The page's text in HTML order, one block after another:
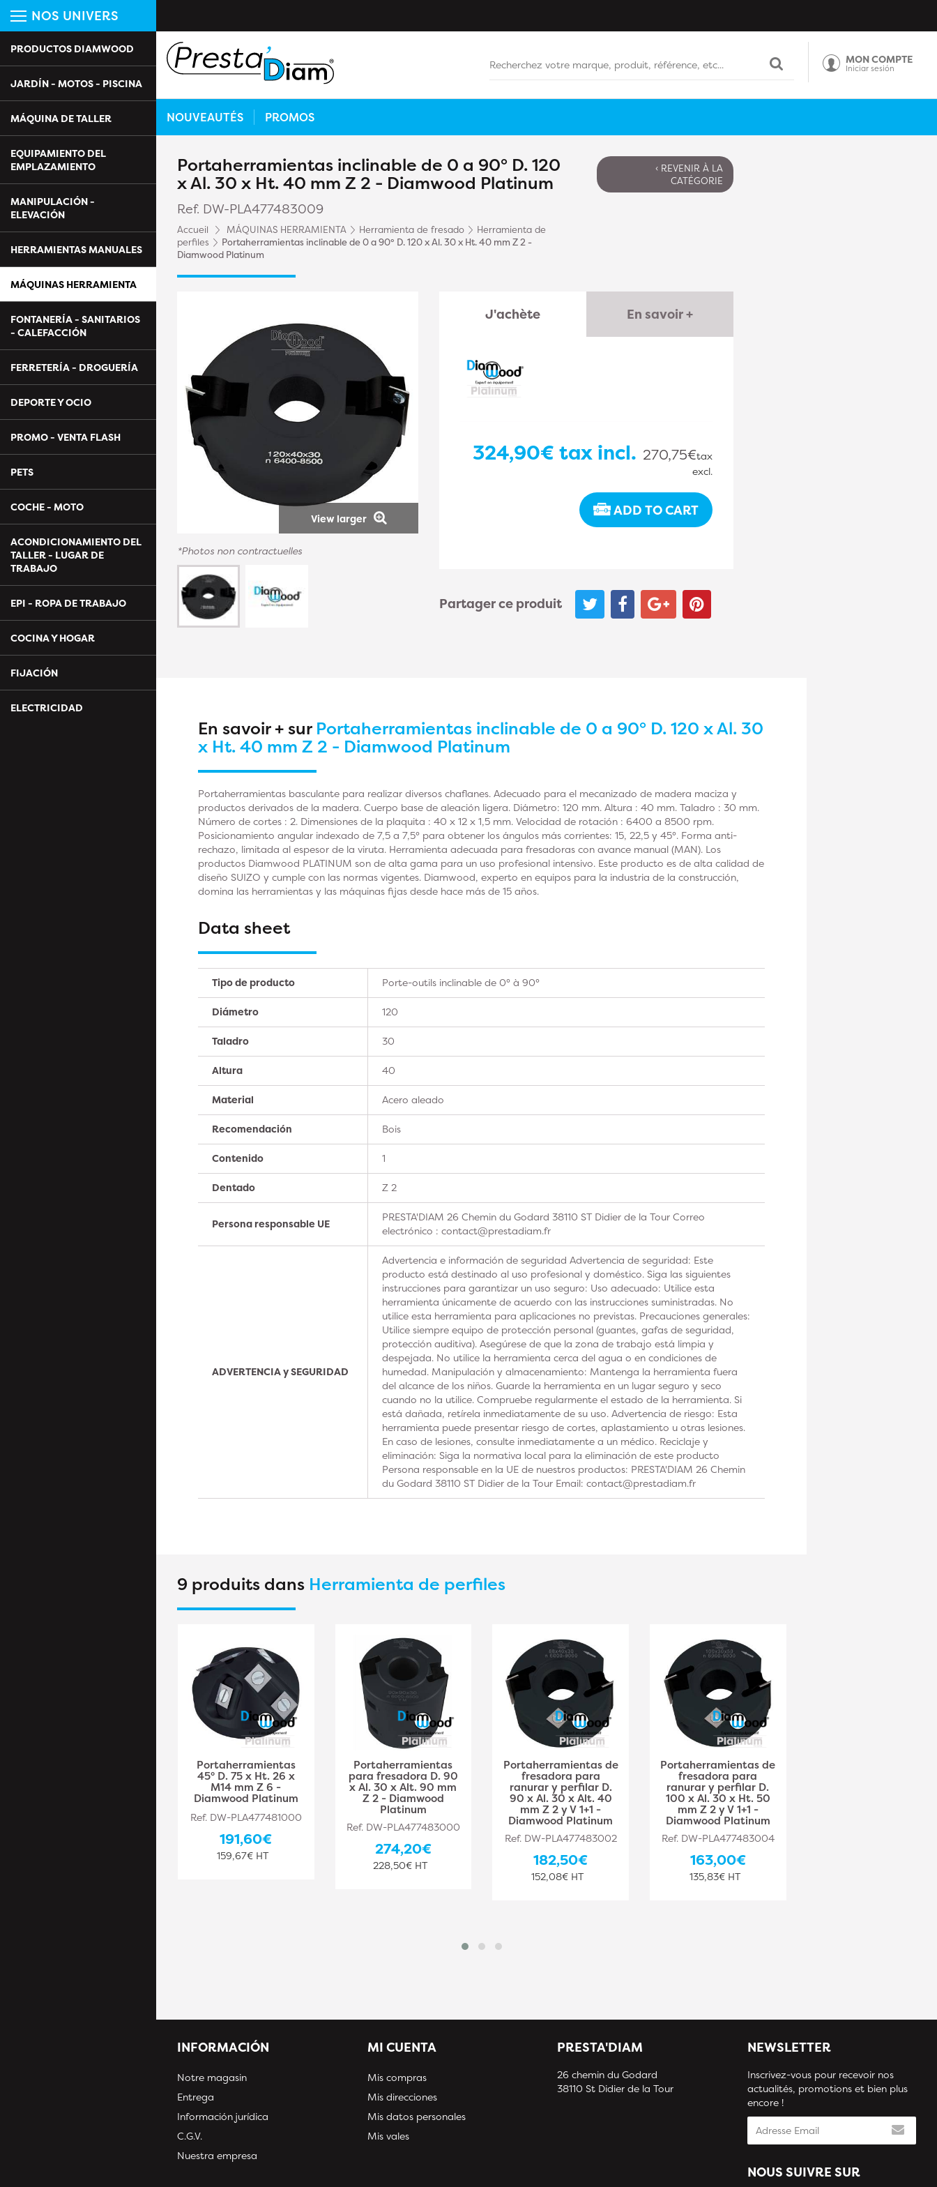
NOS UNIVERS
PRODUCTOS DIAMWOOD
JARDÍN - MOTOS - PISCINA
MÁQUINA DE TALLER
EQUIPAMIENTO DEL
EMPLAZAMIENTO
MANIPULACIÓN -
ELEVACIÓN
HERRAMIENTAS MANUALES
MÁQUINAS HERRAMIENTA
FONTANERÍA - SANITARIOS
- CALEFACCIÓN
FERRETERÍA - DROGUERÍA
DEPORTE Y OCIO
PROMO - VENTA FLASH
PETS
COCHE - MOTO
ACONDICIONAMIENTO DEL
TALLER - LUGAR DE
TRABAJO
EPI - ROPA DE TRABAJO
COCINA Y HOGAR
FIJACIÓN
ELECTRICIDAD
MON COMPTE
Iniciar sesión
NOUVEAUTÉS PROMOS
Portaherramientas inclinable de 0 a 90° D. 120
x Al. 30 x Ht. 40 mm Z 2 - Diamwood Platinum
Ref. DW-PLA477483009
Accueil MÁQUINAS HERRAMIENTA Herramienta de fresado
Herramienta de
perfiles
Portaherramientas inclinable de 0 a 90° D. 120 x Al. 30 x Ht. 40 mm Z 2 -
Diamwood Platinum
‹ REVENIR À LA
CATÉGORIE
View larger
*Photos non contractuelles
J'achète En savoir +
324,90€ tax incl. 270,75€tax
excl.
ADD TO CART
Partager ce produit
En savoir + sur Portaherramientas inclinable de 0 a 90° D. 120 x Al. 30
x Ht. 40 mm Z 2 - Diamwood Platinum
Portaherramientas basculante para realizar diversos chaflanes. Adecuado para el mecanizado de madera maciza y
productos derivados de la madera. Cuerpo base de aleación ligera. Diámetro: 120 mm. Altura : 40 mm. Taladro : 30 mm.
Número de cortes : 2. Dimensiones de la plaquita : 40 x 12 x 1,5 mm. Velocidad de rotación : 6400 a 8500 rpm.
Posicionamiento angular indexado de 7,5 a 7,5° para obtener los ángulos más corrientes: 15, 22,5 y 45°. Forma anti-
rechazo, limitada al espesor de la viruta. Herramienta adecuada para fresadoras con avance manual (MAN). Los
productos Diamwood PLATINUM son de alta gama para un uso profesional intensivo. Este producto es de alta calidad de
diseño SUIZO y cumple con las normas vigentes. Diamwood, experto en equipos para la industria de la construcción,
domina las herramientas y las máquinas fijas desde hace más de 15 años.
Data sheet
Tipo de producto Porte-outils inclinable de 0° à 90°
Diámetro 120
Taladro 30
Altura 40
Material Acero aleado
Recomendación Bois
Contenido 1
Dentado Z 2
Persona responsable UE
PRESTA'DIAM 26 Chemin du Godard 38110 ST Didier de la Tour Correo
electrónico : contact@prestadiam.fr
ADVERTENCIA y SEGURIDAD
Advertencia e información de seguridad Advertencia de seguridad: Este
producto está destinado al uso profesional y doméstico. Siga las siguientes
instrucciones para garantizar un uso seguro: Uso adecuado: Utilice esta
herramienta únicamente de acuerdo con las instrucciones suministradas. No
utilice esta herramienta para aplicaciones no previstas. Precauciones generales:
Utilice siempre equipo de protección personal (guantes, gafas de seguridad,
protección auditiva). Asegúrese de que la zona de trabajo está limpia y
despejada. No utilice la herramienta cerca del agua o en condiciones de
humedad. Manipulación y almacenamiento: Mantenga la herramienta fuera
del alcance de los niños. Guarde la herramienta en un lugar seguro y seco
cuando no la utilice. Compruebe regularmente el estado de la herramienta. Si
está dañada, retírela inmediatamente de su uso. Advertencia de riesgo: Esta
herramienta puede presentar riesgo de cortes, aplastamiento u otras lesiones.
En caso de lesiones, consulte inmediatamente a un médico. Reciclaje y
eliminación: Siga la normativa local para la eliminación de este producto
Persona responsable en la UE de nuestros productos: PRESTA'DIAM 26 Chemin
du Godard 38110 ST Didier de la Tour Email: contact@prestadiam.fr
9 produits dans Herramienta de perfiles
Portaherramientas
45° D. 75 x Ht. 26 x
M14 mm Z 6 -
Diamwood Platinum
Ref. DW-PLA477481000
191,60€
159,67€ HT
Portaherramientas
para fresadora D. 90
x Al. 30 x Alt. 90 mm
Z 2 - Diamwood
Platinum
Ref. DW-PLA477483000
274,20€
228,50€ HT
Portaherramientas de
fresadora para
ranurar y perfilar D.
90 x Al. 30 x Alt. 40
mm Z 2 y V 1+1 -
Diamwood Platinum
Ref. DW-PLA477483002
182,50€
152,08€ HT
Portaherramientas de
fresadora para
ranurar y perfilar D.
100 x Al. 30 x Ht. 50
mm Z 2 y V 1+1 -
Diamwood Platinum
Ref. DW-PLA477483004
163,00€
135,83€ HT
INFORMACIÓN
Notre magasin
Entrega
Información jurídica
C.G.V.
Nuestra empresa
MI CUENTA
Mis compras
Mis direcciones
Mis datos personales
Mis vales
PRESTA'DIAM
26 chemin du Godard
38110 St Didier de la Tour
NEWSLETTER
Inscrivez-vous pour recevoir nos
actualités, promotions et bien plus
encore !
NOUS SUIVRE SUR